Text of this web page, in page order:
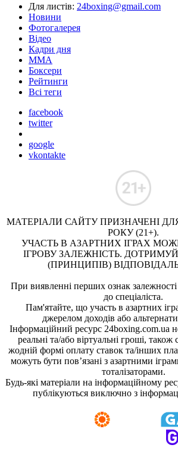
Для листів: 24boxing@gmail.com
Новини
Фотогалерея
Відео
Кадри дня
ММА
Боксери
Рейтинги
Всі теги
facebook
twitter
google
vkontakte
МАТЕРІАЛИ САЙТУ ПРИЗНАЧЕНІ
РОКУ (21+).
УЧАСТЬ В АЗАРТНИХ ІГРАХ
ІГРОВУ ЗАЛЕЖНІСТЬ.
(ПРИНЦИПІВ)
При виявленні перших ознак залежності
до спеціаліста.
Пам'ятайте, що участь в азартних
джерелом доходів або
Інформаційний ресурс 24boxing.com.ua
реальні та/або віртуальні гроші,
жодній формі оплату ставок та/інших
можуть бути пов’язані з азартними
тоталізаторами.
Будь-які матеріали на інформаційному
публікуються виключно з